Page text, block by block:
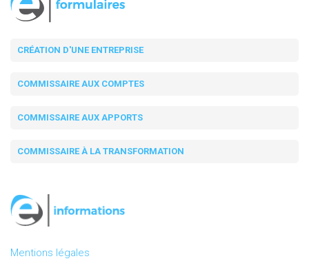
CRÉATION D'UNE ENTREPRISE
COMMISSAIRE AUX COMPTES
COMMISSAIRE AUX APPORTS
COMMISSAIRE À LA TRANSFORMATION
Mentions légales